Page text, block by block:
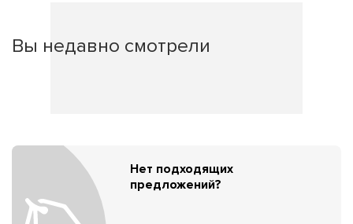
Вы недавно смотрели
Нет подходящих
предложений?